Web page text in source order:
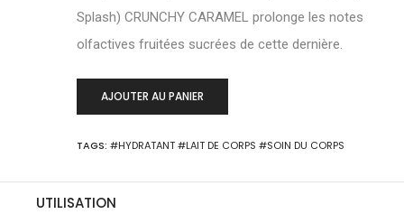
Splash) CRUNCHY CARAMEL prolonge les notes
olfactives fruitées sucrées de cette dernière.
AJOUTER AU PANIER
TAGS: #HYDRATANT#LAIT DE CORPS #SOIN DU CORPS
UTILISATION